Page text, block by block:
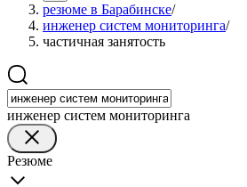
резюме в Барабинске/
инженер систем мониторинга/
частичная занятость
инженер систем мониторинга
Резюме